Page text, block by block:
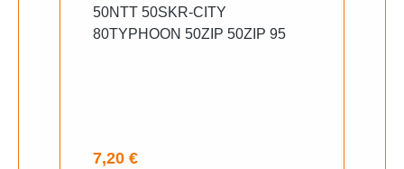
50NTT 50SKR-CITY
80TYPHOON 50ZIP 50ZIP 95
Regulärer Preis:
7,20 €